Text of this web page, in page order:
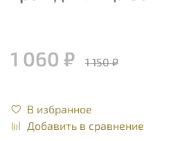
1 060 ₽ 1 150 ₽
В избранное
Добавить в сравнение